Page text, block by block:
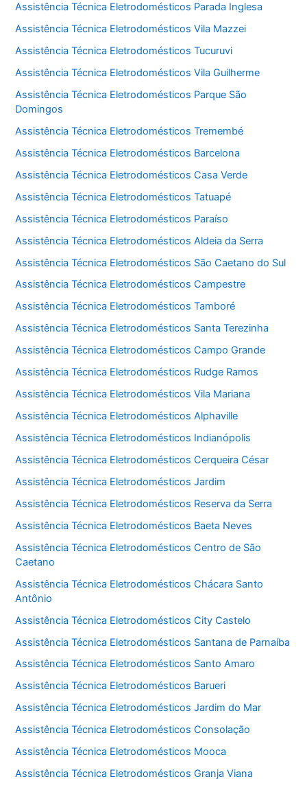
Assistência Técnica Eletrodomésticos Parada Inglesa
Assistência Técnica Eletrodomésticos Vila Mazzei
Assistência Técnica Eletrodomésticos Tucuruvi
Assistência Técnica Eletrodomésticos Vila Guilherme
Assistência Técnica Eletrodomésticos Parque São
Domingos
Assistência Técnica Eletrodomésticos Tremembé
Assistência Técnica Eletrodomésticos Barcelona
Assistência Técnica Eletrodomésticos Casa Verde
Assistência Técnica Eletrodomésticos Tatuapé
Assistência Técnica Eletrodomésticos Paraíso
Assistência Técnica Eletrodomésticos Aldeia da Serra
Assistência Técnica Eletrodomésticos São Caetano do Sul
Assistência Técnica Eletrodomésticos Campestre
Assistência Técnica Eletrodomésticos Tamboré
Assistência Técnica Eletrodomésticos Santa Terezinha
Assistência Técnica Eletrodomésticos Campo Grande
Assistência Técnica Eletrodomésticos Rudge Ramos
Assistência Técnica Eletrodomésticos Vila Mariana
Assistência Técnica Eletrodomésticos Alphaville
Assistência Técnica Eletrodomésticos Indianópolis
Assistência Técnica Eletrodomésticos Cerqueira César
Assistência Técnica Eletrodomésticos Jardim
Assistência Técnica Eletrodomésticos Reserva da Serra
Assistência Técnica Eletrodomésticos Baeta Neves
Assistência Técnica Eletrodomésticos Centro de São
Caetano
Assistência Técnica Eletrodomésticos Chácara Santo
Antônio
Assistência Técnica Eletrodomésticos City Castelo
Assistência Técnica Eletrodomésticos Santana de Parnaíba
Assistência Técnica Eletrodomésticos Santo Amaro
Assistência Técnica Eletrodomésticos Barueri
Assistência Técnica Eletrodomésticos Jardim do Mar
Assistência Técnica Eletrodomésticos Consolação
Assistência Técnica Eletrodomésticos Mooca
Assistência Técnica Eletrodomésticos Granja Viana